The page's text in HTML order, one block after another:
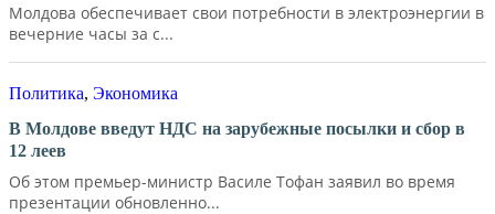
Молдова обеспечивает свои потребности в электроэнергии в
вечерние часы за с...
Политика, Экономика
В Молдове введут НДС на зарубежные посылки и сбор в
12 леев
Об этом премьер-министр Василе Тофан заявил во время
презентации обновленно...